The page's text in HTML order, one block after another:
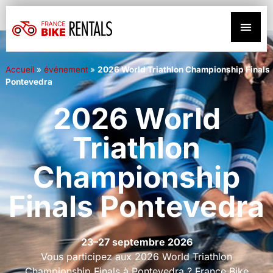
Accueil» événement» 2026 World Triathlon Championship Finals
Pontevedra
2026 World
Triathlon
Championship
Finals Pontevedra
23–27 septembre 2026
Vous participez aux 2026 World Triathlon